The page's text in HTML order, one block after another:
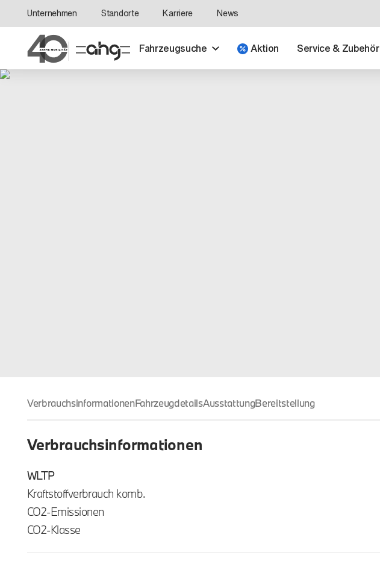
Unternehmen Standorte Karriere News
Fahrzeugsuche Aktion Service & Zubehör
VerbrauchsinformationenFahrzeugdetailsAusstattungBereitstellung
Verbrauchsinformationen
WLTP
Kraftstoffverbrauch komb.
CO2-Emissionen
CO2-Klasse